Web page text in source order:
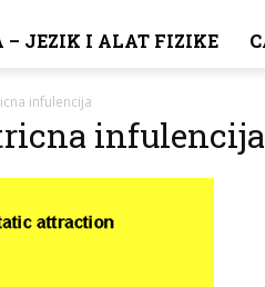
– JEZIK I ALAT FIZIKE
infulencija
infulencija